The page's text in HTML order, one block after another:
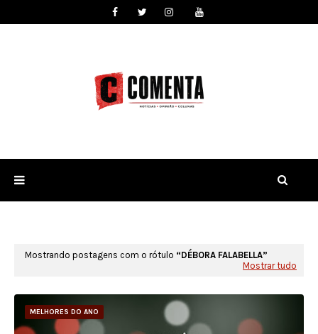
Mostrando postagens com o rótulo
DÉBORA FALABELLA
Mostrar tudo
MELHORES DO ANO